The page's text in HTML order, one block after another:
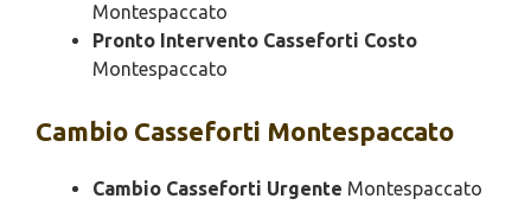
Montespaccato
Pronto Intervento Casseforti Costo
Montespaccato
Cambio Casseforti Montespaccato
Cambio Casseforti Urgente Montespaccato